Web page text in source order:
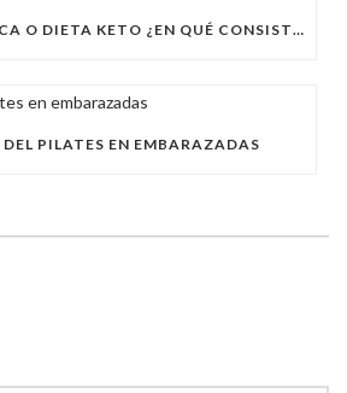
DIETA CETOGÉNICA O DIETA KETO ¿EN QUÉ CONSISTE?
PILATES EN EMBARAZADAS